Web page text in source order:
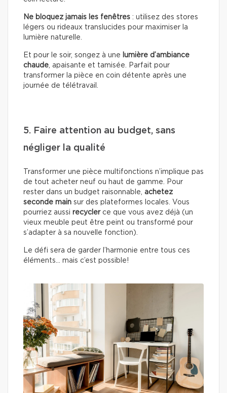
Ne bloquez jamais les fenêtres : utilisez des stores
légers ou rideaux translucides pour maximiser la
lumière naturelle.
Et pour le soir, songez à une lumière d’ambiance
chaude, apaisante et tamisée. Parfait pour
transformer la pièce en coin détente après une
journée de télétravail.
5. Faire attention au budget, sans
négliger la qualité
Transformer une pièce multifonctions n’implique pas
de tout acheter neuf ou haut de gamme. Pour
rester dans un budget raisonnable, achetez
seconde main sur des plateformes locales. Vous
pourriez aussi recyclerce que vous avez déjà (un
vieux meuble peut être peint ou transformé pour
s’adapter à sa nouvelle fonction).
Le défi sera de garder l’harmonie entre tous ces
éléments… mais c’est possible!